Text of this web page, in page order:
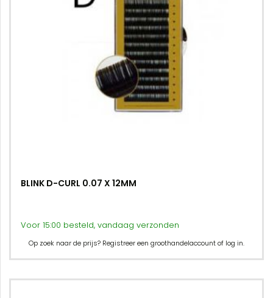
BLINK D-CURL 0.07 X 12MM
Voor 15:00 besteld, vandaag verzonden
Op zoek naar de prijs? Registreer een groothandelaccount of log in.